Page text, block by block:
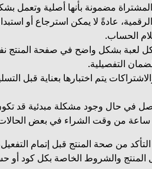
المشتراة مضمونة بأنها أصلية وتعمل
عادةً لا يمكن استرجاع أو
الحساب.
لعبة بشكل واضح في صفحة المنتج
التفصيلية.
يتم اختبارها بعناية قبل
في حال وجود مشكلة مبدئية قد
من صحة المنتج قبل إتمام
المنتج والشروط الخاصة بكل كود أو